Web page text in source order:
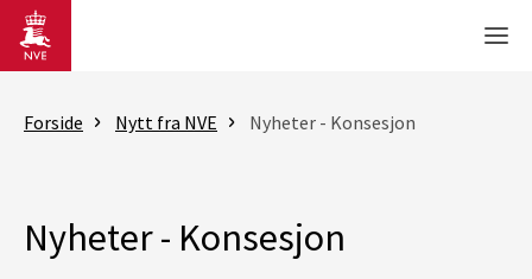
Gå til hovedinnhold
Forside Nytt fra NVE Nyheter - Konsesjon
Nyheter - Konsesjon